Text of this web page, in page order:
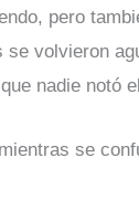
pero
se volvieron
nadie notó
se